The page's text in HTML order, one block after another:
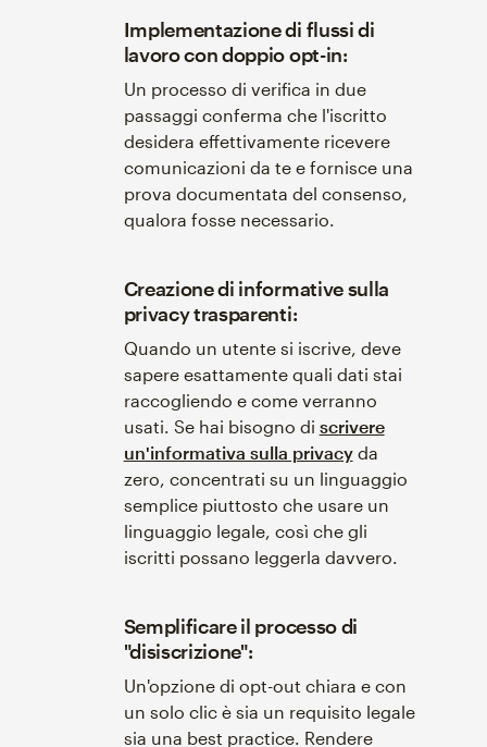
Implementazione di flussi di
lavoro con doppio opt-in:
Un processo di verifica in due
passaggi conferma che l'iscritto
desidera effettivamente ricevere
comunicazioni da te e fornisce una
prova documentata del consenso,
qualora fosse necessario.
Creazione di informative sulla
privacy trasparenti:
Quando un utente si iscrive, deve
sapere esattamente quali dati stai
raccogliendo e come verranno
usati. Se hai bisogno di scrivere
un'informativa sulla privacyda
zero, concentrati su un linguaggio
semplice piuttosto che usare un
linguaggio legale, così che gli
iscritti possano leggerla davvero.
Semplificare il processo di
"disiscrizione":
Un'opzione di opt-out chiara e con
un solo clic è sia un requisito legale
sia una best practice. Rendere